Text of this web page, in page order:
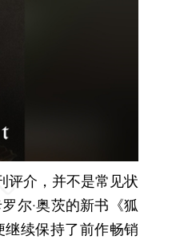
介，并不是常见状
尔·奥茨的新书《狐
继续保持了前作畅销